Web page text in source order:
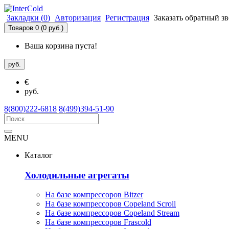
Закладки (0) Авторизация Регистрация Заказать обратный
Товаров 0 (0 руб.)
Ваша корзина пуста!
руб.
€
руб.
8(800)222-6818 8(499)394-51-90
MENU
Каталог
Холодильные агрегаты
На базе компрессоров Bitzer
На базе компрессоров Copeland Scroll
На базе компрессоров Copeland Stream
На базе компрессоров Frascold